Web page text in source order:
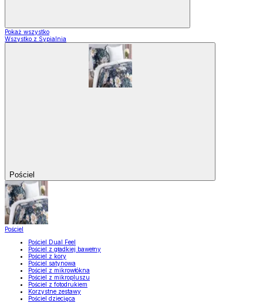
Pokaż wszystko
Wszystko z Sypialnia
Pościel
Pościel
Pościel Dual Feel
Pościel z gładkiej bawełny
Pościel z kory
Pościel satynowa
Pościel z mikrowłókna
Pościel z mikropluszu
Pościel z fotodrukiem
Korzystne zestawy
Pościel dziecięca